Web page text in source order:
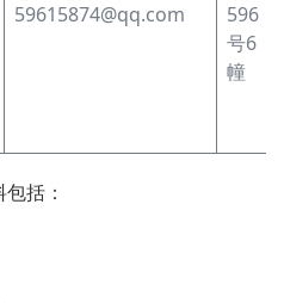
59615874@qq.com
596
号6
幢
括：